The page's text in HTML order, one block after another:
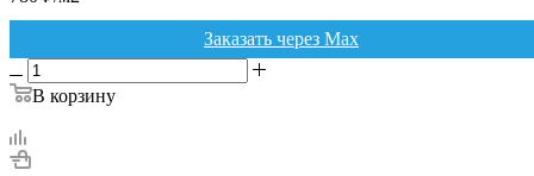
Заказать через Max
В корзину